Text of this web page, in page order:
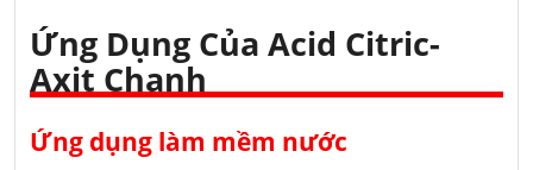
Ứng Dụng Của Acid Citric-
Axit Chanh
Ứng dụng làm mềm nước